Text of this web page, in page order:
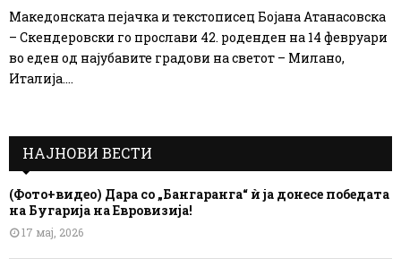
Македонската пејачка и текстописец Бојана Атанасовска
– Скендеровски го прослави 42. роденден на 14 февруари
во еден од најубавите градови на светот – Милано,
Италија....
НАЈНОВИ ВЕСТИ
(Фото+видео) Дара со „Бангаранга“ ѝ ја донесе победата
на Бугарија на Евровизија!
17 мај, 2026